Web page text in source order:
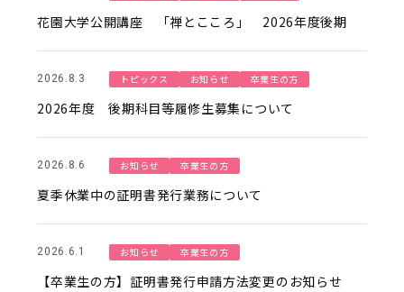
花園大学公開講座 「禅とこころ」 2026年度後期
2026.8.3 トピックス お知らせ 卒業生の方
2026年度 後期科目等履修生募集について
2026.8.6 お知らせ 卒業生の方
夏季休業中の証明書発行業務について
2026.6.1 お知らせ 卒業生の方
【卒業生の方】証明書発行申請方法変更のお知らせ